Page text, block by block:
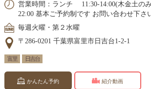
営業時間：ランチ 11:30-14:00(木金土の
22:00 基本ご予約制です お問い合わせ下さ
毎週火曜・第２水曜
〒286-0201 千葉県富里市日吉台1-2-1
富里 日吉台
かんたん予約 紹介動画